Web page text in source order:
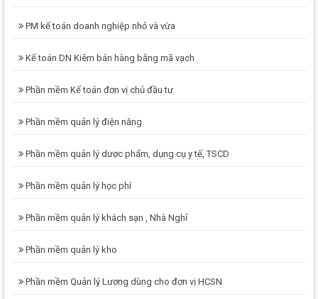
PM kế toán doanh nghiệp nhỏ và vừa
Kế toán DN Kiêm bán hàng bằng mã vạch
Phần mềm Kế toán đơn vị chủ đầu tư
Phần mềm quản lý điện năng
Phần mềm quản lý dược phẩm, dụng cụ y tế, TSCD
Phần mềm quản lý học phí
Phần mềm quản lý khách sạn , Nhà Nghỉ
Phần mềm quản lý kho
Phần mềm Quản lý Lương dùng cho đơn vị HCSN